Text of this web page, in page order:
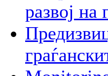
развој на